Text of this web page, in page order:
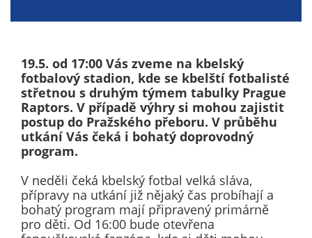
19.5. od 17:00 Vás zveme na kbelský
fotbalový stadion, kde se kbelští fotbalisté
střetnou s druhým týmem tabulky Prague
Raptors. V případě výhry si mohou zajistit
postup do Pražského přeboru. V průběhu
utkání Vás čeká i bohatý doprovodný
program.
V neděli čeká kbelský fotbal velká sláva,
přípravy na utkání již nějaký čas probíhají a
bohatý program mají připravený primárně
pro děti. Od 16:00 bude otevřena
aktivovány.
Analytické
cookies
umožňují
měření
výkonu